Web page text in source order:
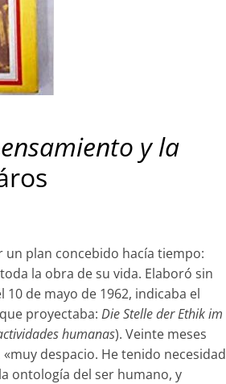
y la
un plan concebido hacía tiempo:
la obra de su vida. Elaboró sin
de mayo de 1962, indicaba el
proyectaba: Die Stelle der Ethik im
humanas). Veinte meses
«muy despacio. He tenido necesidad
ontología del ser humano, y